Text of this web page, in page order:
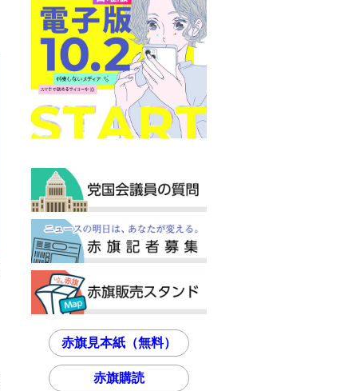
赤旗見本紙（無料）
赤旗購読